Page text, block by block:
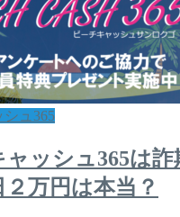
シュ365
ャッシュ365は
万円は本当？